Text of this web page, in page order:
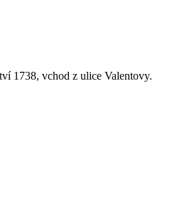
1738, vchod z ulice Valentovy.